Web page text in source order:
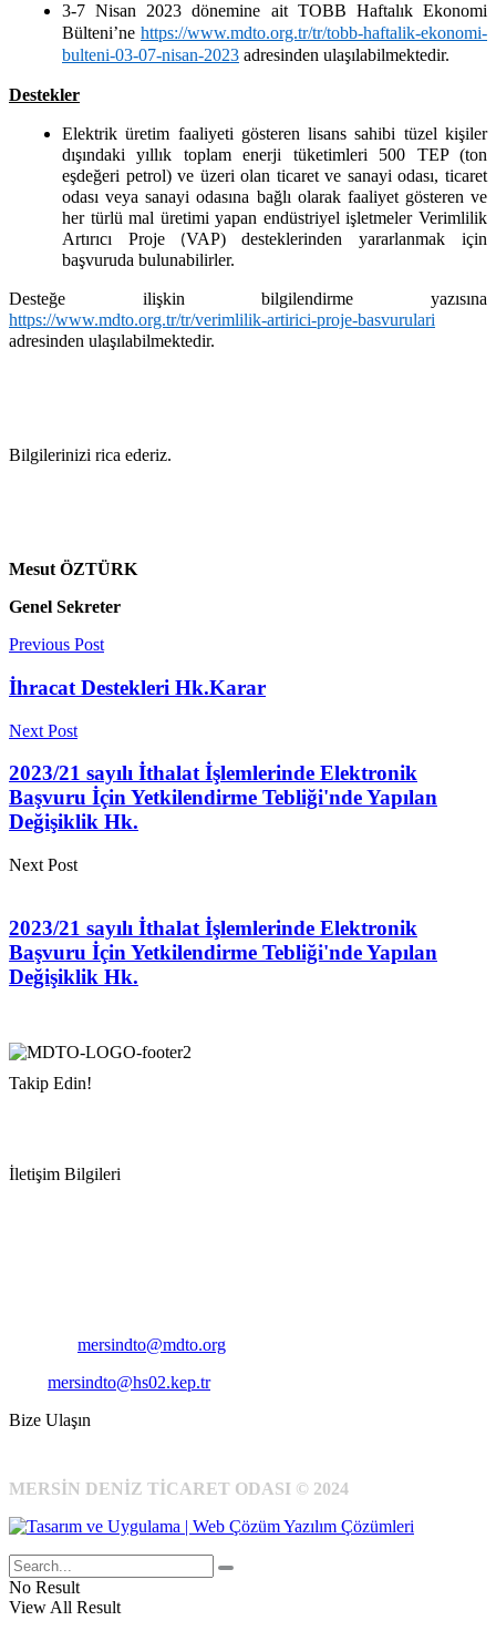
3-7 Nisan 2023 dönemine ait TOBB Haftalık Ekonomi
Bülteni’ne https://www.mdto.org.tr/tr/tobb-haftalik-ekonomi-
bulteni-03-07-nisan-2023 adresinden ulaşılabilmektedir.
Destekler
Elektrik üretim faaliyeti gösteren lisans sahibi tüzel kişiler
dışındaki yıllık toplam enerji tüketimleri 500 TEP (ton
eşdeğeri petrol) ve üzeri olan ticaret ve sanayi odası, ticaret
odası veya sanayi odasına bağlı olarak faaliyet gösteren ve
her türlü mal üretimi yapan endüstriyel işletmeler Verimlilik
Artırıcı Proje(VAP) desteklerinden yararlanmak için
başvuruda bulunabilirler.
Desteğe ilişkin bilgilendirme yazısına
https://www.mdto.org.tr/tr/verimlilik-artirici-proje-basvurulari
adresinden ulaşılabilmektedir.
Bilgilerinizi rica ederiz.
Mesut ÖZTÜRK
Genel Sekreter
Previous Post
İhracat Destekleri Hk.Karar
Next Post
2023/21 sayılı İthalat İşlemlerinde Elektronik
Başvuru İçin Yetkilendirme Tebliği'nde Yapılan
Değişiklik Hk.
Next Post
2023/21 sayılı İthalat İşlemlerinde Elektronik
Başvuru İçin Yetkilendirme Tebliği'nde Yapılan
Değişiklik Hk.
Takip Edin!
İletişim Bilgileri
mersindto@mdto.org
mersindto@hs02.kep.tr
Bize Ulaşın
MERSİN DENİZ TİCARET ODASI © 2024
No Result
View All Result